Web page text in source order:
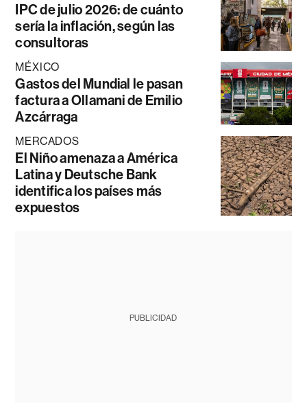
IPC de julio 2026: de cuánto
sería la inflación, según las
consultoras
MÉXICO
Gastos del Mundial le pasan
factura a Ollamani de Emilio
Azcárraga
MERCADOS
El Niño amenaza a América
Latina y Deutsche Bank
identifica los países más
expuestos
PUBLICIDAD